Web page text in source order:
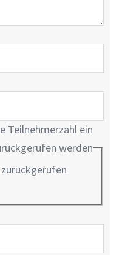
Teilnehmerzahl ein
werden